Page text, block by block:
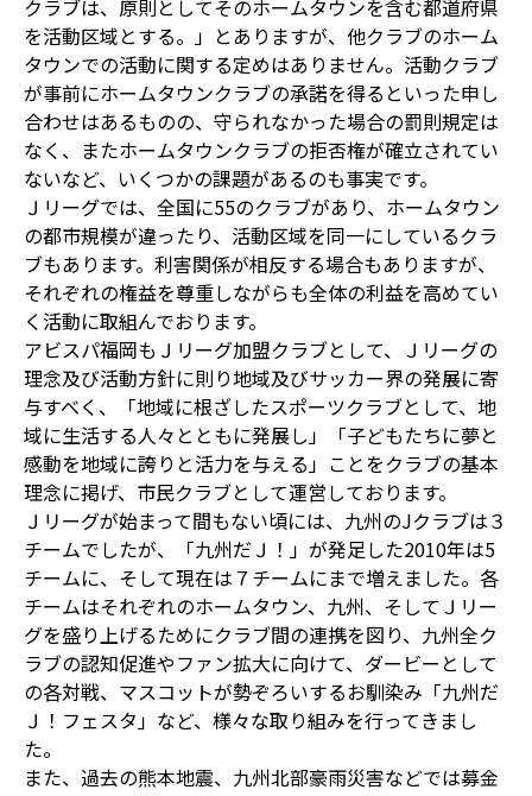
クラブは、原則としてそのホームタウンを含む都道府県
を活動区域とする。」とありますが、他クラブのホーム
タウンでの活動に関する定めはありません。活動クラブ
が事前にホームタウンクラブの承諾を得るといった申し
合わせはあるものの、守られなかった場合の罰則規定は
なく、またホームタウンクラブの拒否権が確立されてい
ないなど、いくつかの課題があるのも事実です。
Ｊリーグでは、全国に55のクラブがあり、ホームタウン
の都市規模が違ったり、活動区域を同一にしているクラ
ブもあります。利害関係が相反する場合もありますが、
それぞれの権益を尊重しながらも全体の利益を高めてい
く活動に取組んでおります。
アビスパ福岡もＪリーグ加盟クラブとして、Ｊリーグの
理念及び活動方針に則り地域及びサッカー界の発展に寄
与すべく、「地域に根ざしたスポーツクラブとして、地
域に生活する人々とともに発展し」「子どもたちに夢と
感動を地域に誇りと活力を与える」ことをクラブの基本
理念に掲げ、市民クラブとして運営しております。
Ｊリーグが始まって間もない頃には、九州のJクラブは３
チームでしたが、「九州だＪ！」が発足した2010年は5
チームに、そして現在は７チームにまで増えました。各
チームはそれぞれのホームタウン、九州、そしてＪリー
グを盛り上げるためにクラブ間の連携を図り、九州全ク
ラブの認知促進やファン拡大に向けて、ダービーとして
の各対戦、マスコットが勢ぞろいするお馴染み「九州だ
Ｊ！フェスタ」など、様々な取り組みを行ってきまし
た。
また、過去の熊本地震、九州北部豪雨災害などでは募金